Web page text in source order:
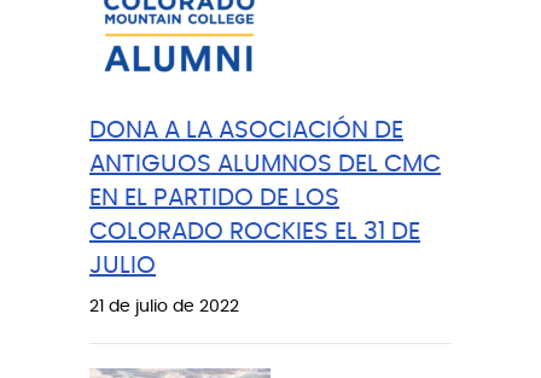
DONA A LA ASOCIACIÓN DE
ANTIGUOS ALUMNOS DEL CMC
EN EL PARTIDO DE LOS
COLORADO ROCKIES EL 31 DE
JULIO
21 de julio de 2022